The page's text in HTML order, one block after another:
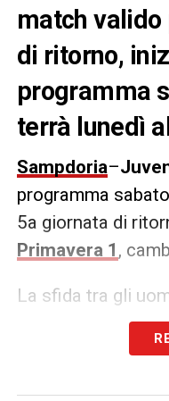
match
di ritorno,
programma
terrà lunedì
Sampdoria–
programma
5a giornata di
Primavera 1 ,
La sfida tra gli
bianconeri ,
Un